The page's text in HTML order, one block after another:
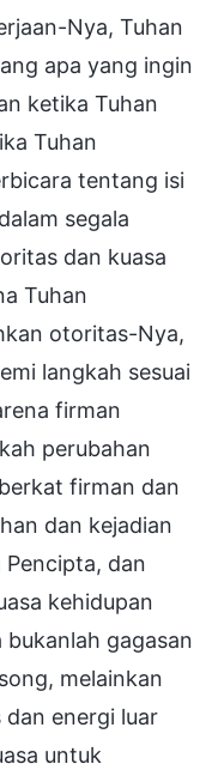
Nya, Tuhan
apa yang ingin
ketika Tuhan
Tuhan
tentang isi
segala
dan kuasa
Tuhan
otoritas-Nya,
langkah sesuai
firman
perubahan
firman dan
dan kejadian
dan
kehidupan
gagasan
melainkan
energi luar
untuk